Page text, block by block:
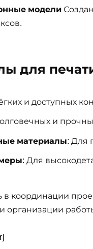
модели
для
и доступных
и
материалы: Для
: Для
координации
и организации